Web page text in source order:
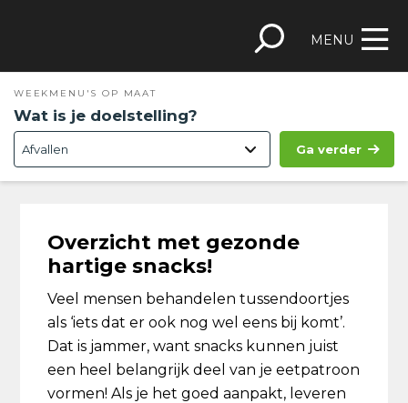
inhoud
sidebar
MENU
WEEKMENU'S OP MAAT
Wat is je doelstelling?
Ga verder
Overzicht met gezonde
hartige snacks!
Veel mensen behandelen tussendoortjes
als ‘iets dat er ook nog wel eens bij komt’.
Dat is jammer, want snacks kunnen juist
een heel belangrijk deel van je eetpatroon
vormen! Als je het goed aanpakt, leveren